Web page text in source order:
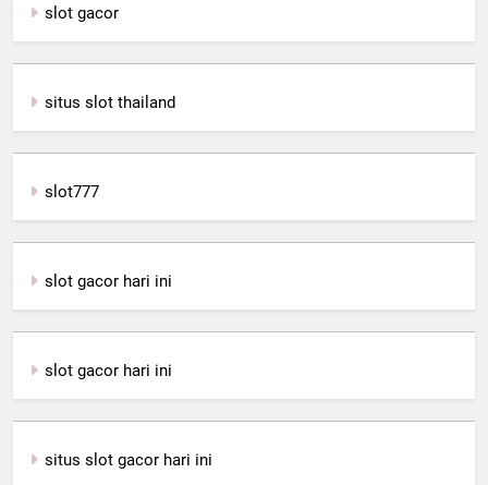
slot gacor
situs slot thailand
slot777
slot gacor hari ini
slot gacor hari ini
situs slot gacor hari ini